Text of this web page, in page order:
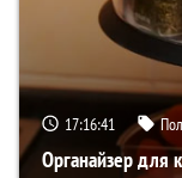
17:16:41
Органайзер для